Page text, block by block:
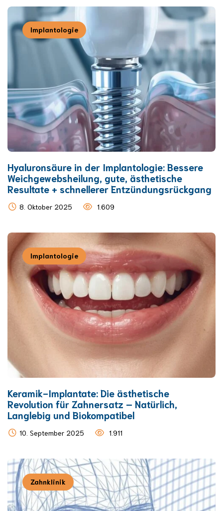
Implantologie
Hyaluronsäure in der Implantologie: Bessere
Weichgewebsheilung, gute, ästhetische
Resultate + schnellerer Entzündungsrückgang
8. Oktober 2025 1.609
Implantologie
Keramik-Implantate: Die ästhetische
Revolution für Zahnersatz – Natürlich,
Langlebig und Biokompatibel
10. September 2025 1.911
Zahnklinik